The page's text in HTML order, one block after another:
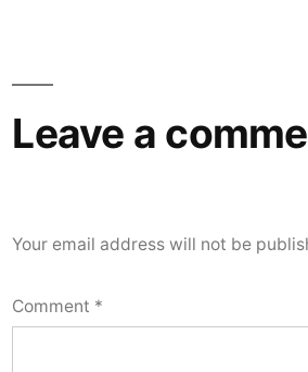
Leave a
Your email address will not be
Comment *